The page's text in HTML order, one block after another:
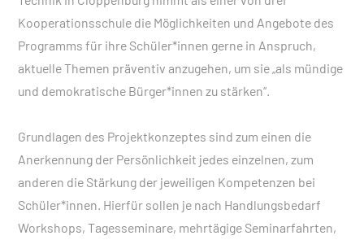
Kooperationsschule die Möglichkeiten und Angebote des
Programms für ihre Schüler*innen gerne in Anspruch,
aktuelle Themen präventiv anzugehen, um sie „als mündige
und demokratische Bürger*innen zu stärken“.
Grundlagen des Projektkonzeptes sind zum einen die
Anerkennung der Persönlichkeit jedes einzelnen, zum
anderen die Stärkung der jeweiligen Kompetenzen bei
Schüler*innen. Hierfür sollen je nach Handlungsbedarf
Workshops, Tagesseminare, mehrtägige Seminarfahrten,